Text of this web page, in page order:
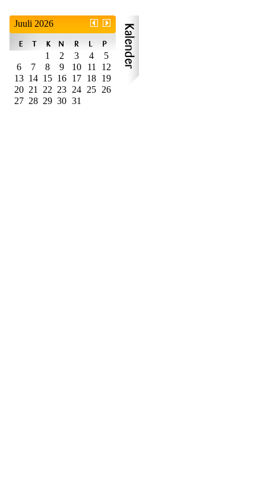
Juuli 2026
1 2 3 4
5
6
7 8 9 10 11
12
13 14 15 16 17 18 19
20 21 22 23 24 25 26
27 28 29 30 31